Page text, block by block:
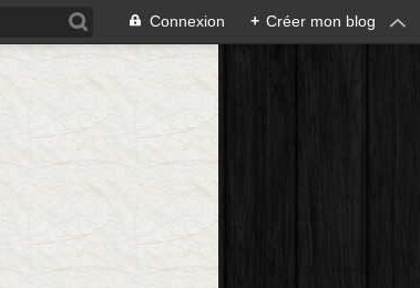
Connexion + Créer mon blog